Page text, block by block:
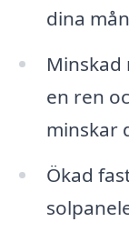
dina
Minskad
en ren
minskar
Ökad